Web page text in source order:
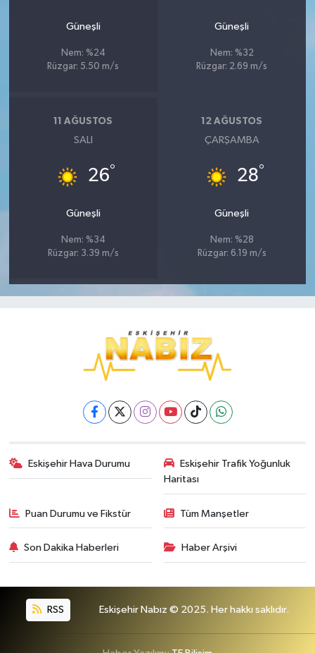
Güneşli
Nem: %24
Rüzgar: 5.50 m/s
Güneşli
Nem: %32
Rüzgar: 2.69 m/s
11 AĞUSTOS
SALI
26°
Güneşli
Nem: %34
Rüzgar: 3.39 m/s
12 AĞUSTOS
ÇARŞAMBA
28°
Güneşli
Nem: %28
Rüzgar: 6.19 m/s
Eskişehir Hava Durumu
Eskişehir Trafik Yoğunluk
Haritası
Puan Durumu ve Fikstür Tüm Manşetler
Son Dakika Haberleri Haber Arşivi
RSS Eskişehir Nabız © 2025. Her hakkı saklıdır.